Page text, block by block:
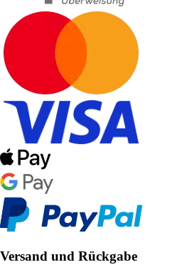
Versand und Rückgabe